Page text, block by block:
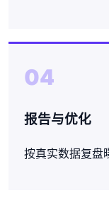
04
报告与优化
按真实数据复盘